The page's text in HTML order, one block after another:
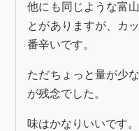
他にも同じような富
とがありますが、カ
番辛いです。
ただちょっと量が少
が残念でした。
味はかなりいいです。